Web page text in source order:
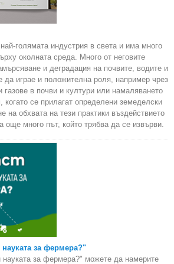
голямата индустрия в света и има много
околната среда. Много от неговите
и деградация на почвите, водите и
да играе и положителна роля, например чрез
газове в почви и култури или намаляването
когато се прилагат определени земеделски
на обхвата на тези практики въздействието
още много път, който трябва да се извърви.
за фермера?"
науката за фермера?" можете да намерите